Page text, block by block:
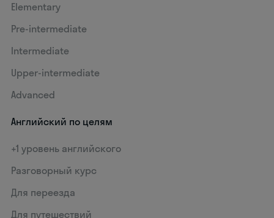
Elementary
Pre-intermediate
Intermediate
Upper-intermediate
Advanced
Английский по целям
+1 уровень английского
Разговорный курс
Для переезда
Для путешествий